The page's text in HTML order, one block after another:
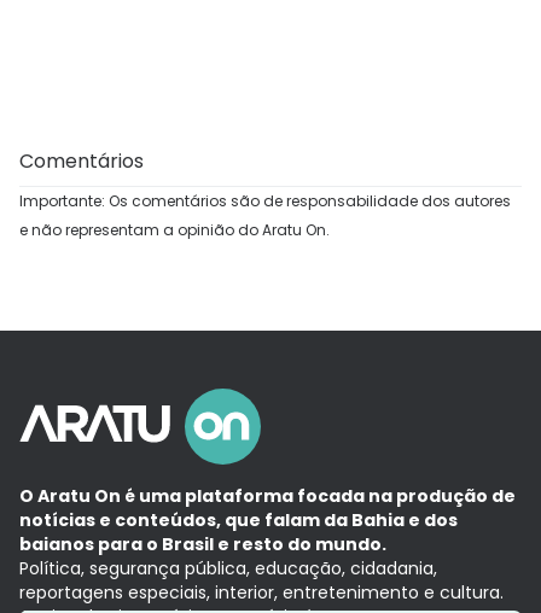
Comentários
Importante: Os comentários são de responsabilidade dos autores
e não representam a opinião do Aratu On.
O Aratu On é uma plataforma focada na produção de
notícias e conteúdos, que falam da Bahia e dos
baianos para o Brasil e resto do mundo.
Política, segurança pública, educação, cidadania,
reportagens especiais, interior, entretenimento e cultura.